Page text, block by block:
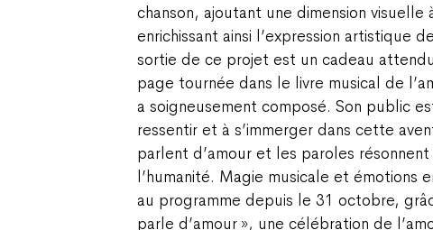
chanson, ajoutant une dimension visuelle
enrichissant ainsi l’expression artistique
sortie de ce projet est un cadeau
page tournée dans le livre musical de
a soigneusement composé. Son public
ressentir et à s’immerger dans cette
parlent d’amour et les paroles
l’humanité. Magie musicale et émotions
au programme depuis le 31 octobre,
parle d’amour », une célébration de